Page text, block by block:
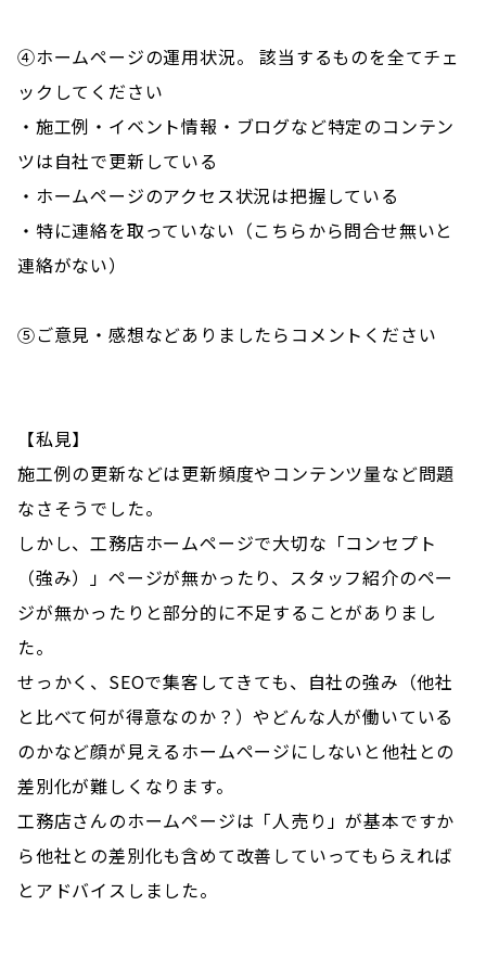
④ホームページの運用状況。 該当するものを全てチェ
ックしてください
・施工例・イベント情報・ブログなど特定のコンテン
ツは自社で更新している
・ホームページのアクセス状況は把握している
・特に連絡を取っていない（こちらから問合せ無いと
連絡がない）
⑤ご意見・感想などありましたらコメントください
【私見】
施工例の更新などは更新頻度やコンテンツ量など問題
なさそうでした。
しかし、工務店ホームページで大切な「コンセプト
（強み）」ページが無かったり、スタッフ紹介のペー
ジが無かったりと部分的に不足することがありまし
た。
せっかく、SEOで集客してきても、自社の強み（他社
と比べて何が得意なのか？）やどんな人が働いている
のかなど顔が見えるホームページにしないと他社との
差別化が難しくなります。
工務店さんのホームページは「人売り」が基本ですか
ら他社との差別化も含めて改善していってもらえれば
とアドバイスしました。